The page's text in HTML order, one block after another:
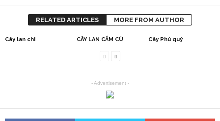
RELATED ARTICLES MORE FROM AUTHOR
Cây lan chi CÂY LAN CẨM CÙ Cây Phú quý
- Advertisement -